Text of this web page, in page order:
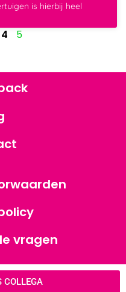
is hierbij heel
4 5
vragen
COLLEGA